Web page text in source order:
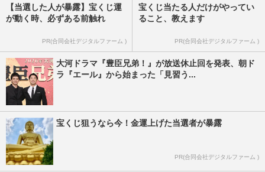
【当選した人が暴露】宝くじ運
が動く時、必ずある前触れ
PR(合同会社デジタルファーム )
宝くじ当たる人だけがやってい
ること、教えます
PR(合同会社デジタルファーム )
大河ドラマ『豊臣兄弟！』が放送休止回を発表、朝ド
ラ『エール』から始まった「見習う...
宝くじ狙うなら今！金運上げた当選者が暴露
PR(合同会社デジタルファーム )